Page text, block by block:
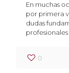
En muchas
por primera
dudas
0